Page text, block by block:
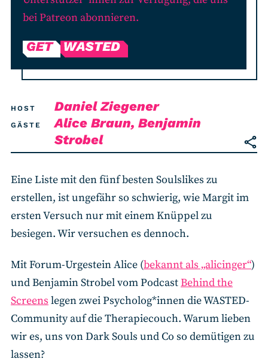
bei Patreon abonnieren.
HOST Daniel Ziegener
GÄSTE
Alice Braun, Benjamin
Strobel
Eine Liste mit den fünf besten Soulslikes zu
erstellen, ist ungefähr so schwierig, wie Margit im
ersten Versuch nur mit einem Knüppel zu
besiegen. Wir versuchen es dennoch.
Mit Forum-Urgestein Alice (bekannt als „alicinger“)
und Benjamin Strobel vom PodcastBehind the
Screens legen zwei Psycholog*innen die WASTED-
Community auf die Therapiecouch. Warum lieben
wir es, uns von Dark Souls und Co so demütigen zu
lassen?